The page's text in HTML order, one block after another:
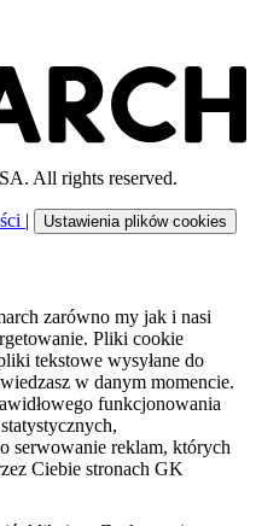
All rights reserved.
| Ustawienia plików cookies
zarówno my jak i nasi
Pliki cookie
tekstowe wysyłane do
w danym momencie.
funkcjonowania
serwowanie reklam, których
Ciebie stronach GK